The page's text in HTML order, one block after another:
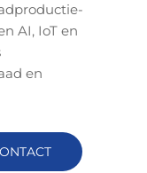
AI, IoT en
en